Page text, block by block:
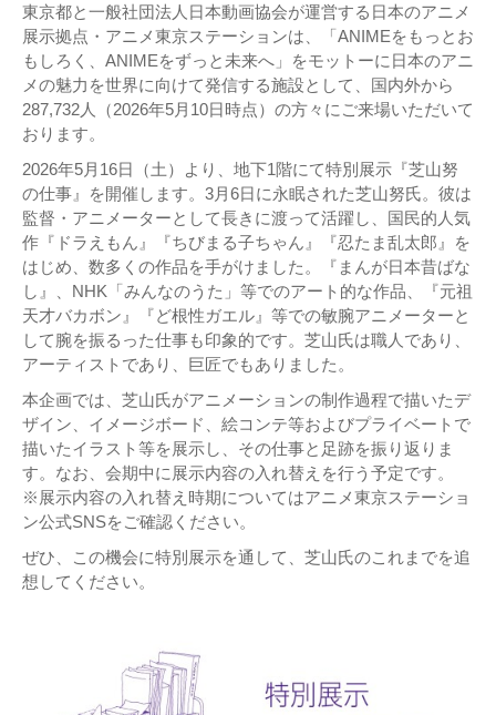
東京都と一般社団法人日本動画協会が運営する日本のアニメ
展示拠点・アニメ東京ステーションは、「ANIMEをもっとお
もしろく、ANIMEをずっと未来へ」をモットーに日本のアニ
メの魅力を世界に向けて発信する施設として、国内外から
287,732人（2026年5月10日時点）の方々にご来場いただいて
おります。
2026年5月16日（土）より、地下1階にて特別展示『芝山努
の仕事』を開催します。3月6日に永眠された芝山努氏。彼は
監督・アニメーターとして長きに渡って活躍し、国民的人気
作『ドラえもん』『ちびまる子ちゃん』『忍たま乱太郎』を
はじめ、数多くの作品を手がけました。『まんが日本昔ばな
し』、NHK「みんなのうた」等でのアート的な作品、『元祖
天才バカボン』『ど根性ガエル』等での敏腕アニメーターと
して腕を振るった仕事も印象的です。芝山氏は職人であり、
アーティストであり、巨匠でもありました。
本企画では、芝山氏がアニメーションの制作過程で描いたデ
ザイン、イメージボード、絵コンテ等およびプライベートで
描いたイラスト等を展示し、その仕事と足跡を振り返りま
す。なお、会期中に展示内容の入れ替えを行う予定です。
※展示内容の入れ替え時期についてはアニメ東京ステーショ
ン公式SNSをご確認ください。
ぜひ、この機会に特別展示を通して、芝山氏のこれまでを追
想してください。